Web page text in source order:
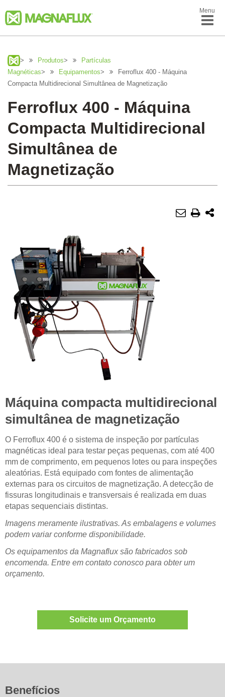
Menu
> Produtos>
Partículas
Magnéticas> Equipamentos>
Ferroflux 400 - Máquina
Compacta Multidirecional Simultânea de Magnetização
Ferroflux 400 - Máquina
Compacta Multidirecional
Simultânea de
Magnetização
Máquina compacta multidirecional
simultânea de magnetização
O Ferroflux 400 é o sistema de inspeção por partículas
magnéticas ideal para testar peças pequenas, com até 400
mm de comprimento, em pequenos lotes ou para inspeções
aleatórias. Está equipado com fontes de alimentação
externas para os circuitos de magnetização. A detecção de
fissuras longitudinais e transversais é realizada em duas
etapas sequenciais distintas.
Imagens meramente ilustrativas. As embalagens e volumes
podem variar conforme disponibilidade.
Os equipamentos da Magnaflux são fabricados sob
encomenda. Entre em contato conosco para obter um
orçamento.
Solicite um Orçamento
Benefícios